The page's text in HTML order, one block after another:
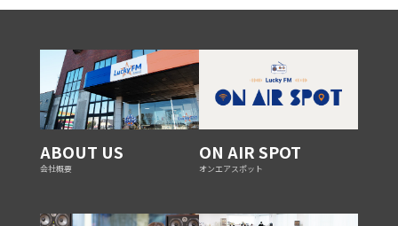
ABOUT US
会社概要
ON AIR SPOT
オンエアスポット